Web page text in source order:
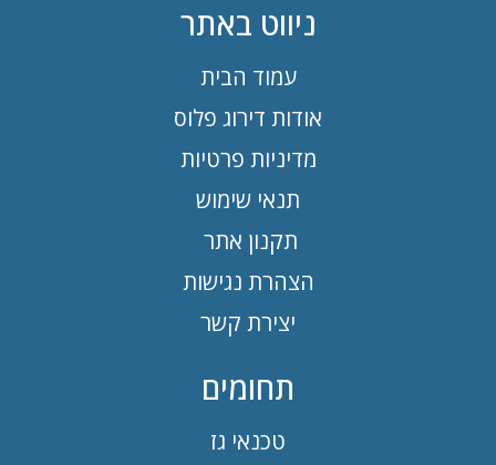
ניווט באתר
עמוד הבית
אודות דירוג פלוס
מדיניות פרטיות
תנאי שימוש
תקנון אתר
הצהרת נגישות
יצירת קשר
תחומים
טכנאי גז